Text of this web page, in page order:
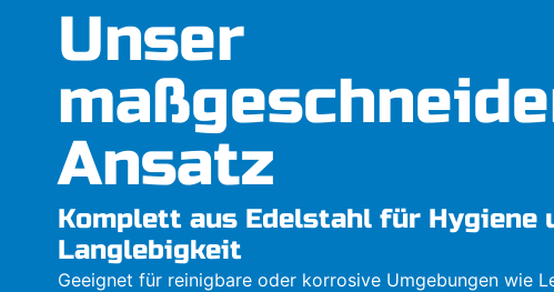
Unser
Ansatz
Komplett aus Edelstahl für Hygiene
Langlebigkeit
Geeignet für reinigbare oder korrosive Umgebungen wie